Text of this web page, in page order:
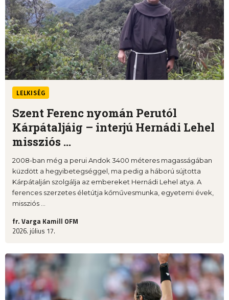
LELKISÉG
Szent Ferenc nyomán Perutól
Kárpátaljáig – interjú Hernádi Lehel
missziós ...
2008-ban még a perui Andok 3400 méteres magasságában
küzdött a hegyibetegséggel, ma pedig a háború sújtotta
Kárpátalján szolgálja az embereket Hernádi Lehel atya. A
ferences szerzetes életútja kőművesmunka, egyetemi évek,
missziós ...
fr. Varga Kamill OFM
2026. július 17.